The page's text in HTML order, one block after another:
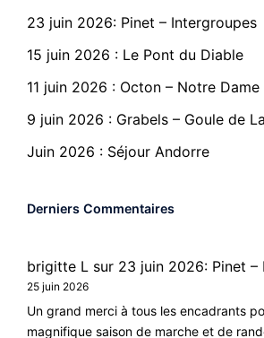
23 juin 2026: Pinet – Intergroupes
15 juin 2026 : Le Pont du Diable
11 juin 2026 : Octon – Notre
9 juin 2026 : Grabels – Goule de
Juin 2026 : Séjour Andorre
Derniers Commentaires
brigitte L sur 23 juin 2026: Pinet –
25 juin 2026
Un grand merci à tous les encadrants
magnifique saison de marche et de